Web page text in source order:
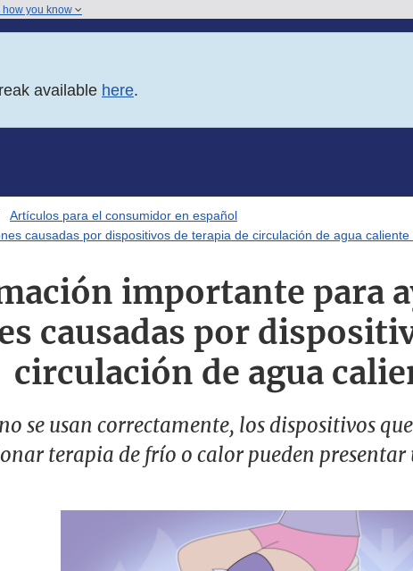
how you know
available here.
Artículos para el consumidor en español
causadas por dispositivos de terapia de circulación de agua
importante para
causadas por
circulación de agua
se usan correctamente, los dispositivos
terapia de frío o calor pueden presentar